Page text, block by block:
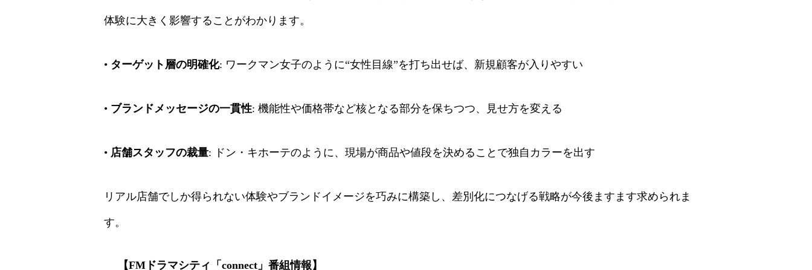
体験に大きく影響することがわかります。
• ターゲット層の明確化: ワークマン女子のように“女性目線”を打ち出せば、新規顧客が入りやすい
• ブランドメッセージの一貫性: 機能性や価格帯など核となる部分を保ちつつ、見せ方を変える
• 店舗スタッフの裁量: ドン・キホーテのように、現場が商品や値段を決めることで独自カラーを出す
リアル店舗でしか得られない体験やブランドイメージを巧みに構築し、差別化につなげる戦略が今後ますます求められま
す。
【FMドラマシティ「connect」番組情報】